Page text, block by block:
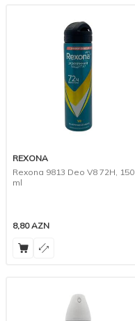
REXONA
Rexona 9813 Deo V8 72H, 150
ml
8,80AZN